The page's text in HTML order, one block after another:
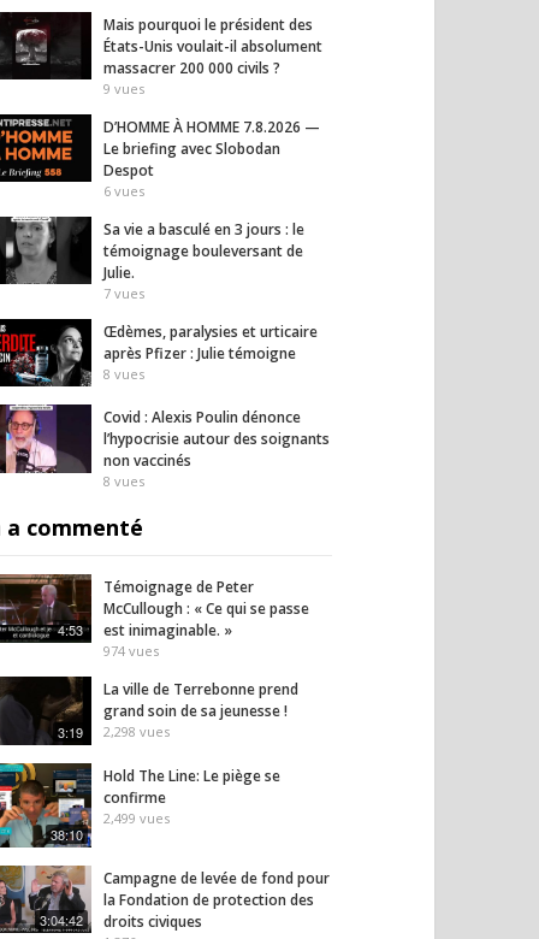
Mais pourquoi le président des
États-Unis voulait-il absolument
massacrer 200 000 civils ?
9 vues
D’HOMME À HOMME 7.8.2026 —
Le briefing avec Slobodan
Despot
6 vues
Sa vie a basculé en 3 jours : le
témoignage bouleversant de
Julie.
7 vues
Œdèmes, paralysies et urticaire
après Pfizer : Julie témoigne
8 vues
Covid : Alexis Poulin dénonce
l’hypocrisie autour des soignants
non vaccinés
8 vues
a commenté
4:53
Témoignage de Peter
McCullough : « Ce qui se passe
est inimaginable. »
974 vues
3:19
La ville de Terrebonne prend
grand soin de sa jeunesse !
2,298 vues
38:10
Hold The Line: Le piège se
confirme
2,499 vues
3:04:42
Campagne de levée de fond pour
la Fondation de protection des
droits civiques